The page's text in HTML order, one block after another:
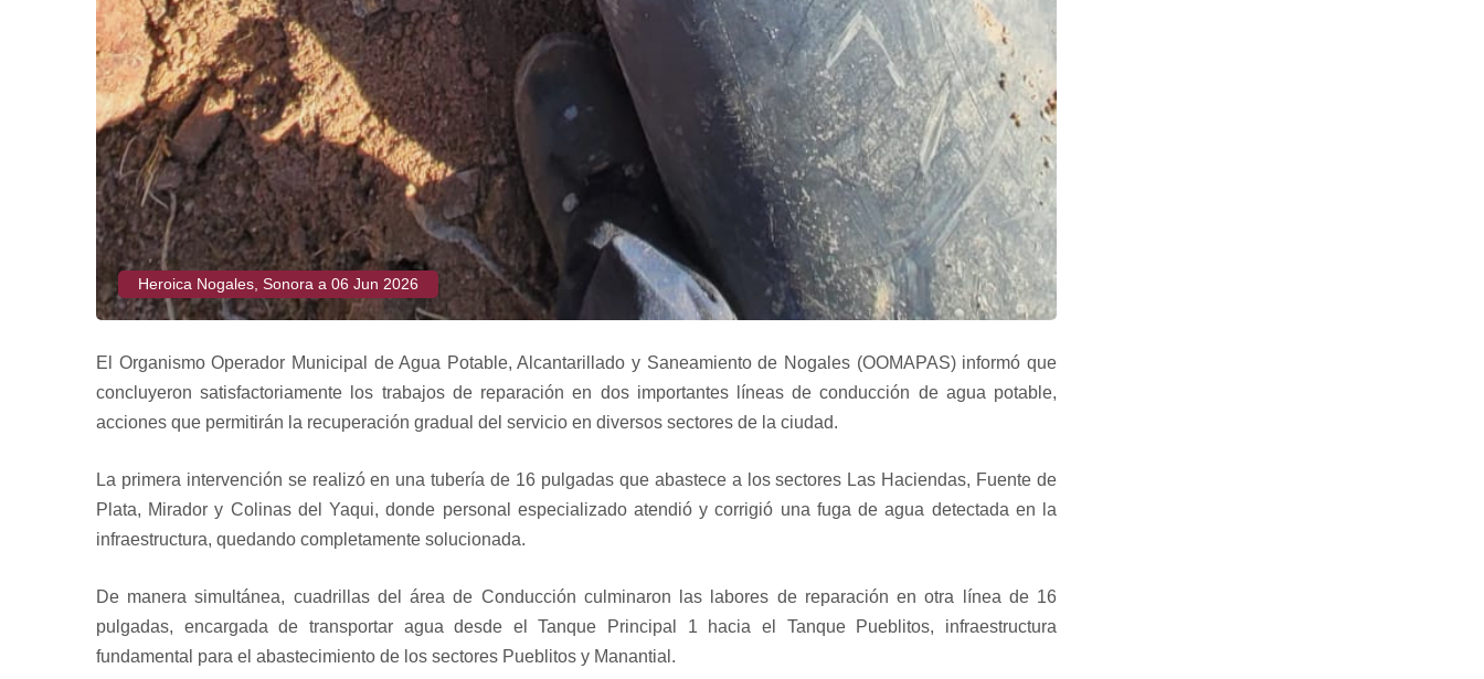
Heroica Nogales, Sonora a 06 Jun 2026
El Organismo Operador Municipal de Agua Potable, Alcantarillado y Saneamiento de Nogales (OOMAPAS) informó que
concluyeron satisfactoriamente los trabajos de reparación en dos importantes líneas de conducción de agua potable,
acciones que permitirán la recuperación gradual del servicio en diversos sectores de la ciudad.
La primera intervención se realizó en una tubería de 16 pulgadas que abastece a los sectores Las Haciendas, Fuente de
Plata, Mirador y Colinas del Yaqui, donde personal especializado atendió y corrigió una fuga de agua detectada en la
infraestructura, quedando completamente solucionada.
De manera simultánea, cuadrillas del área de Conducción culminaron las labores de reparación en otra línea de 16
pulgadas, encargada de transportar agua desde el Tanque Principal 1 hacia el Tanque Pueblitos, infraestructura
fundamental para el abastecimiento de los sectores Pueblitos y Manantial.